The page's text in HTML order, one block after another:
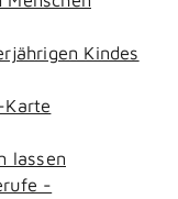
Kindes
Karte
lassen
-